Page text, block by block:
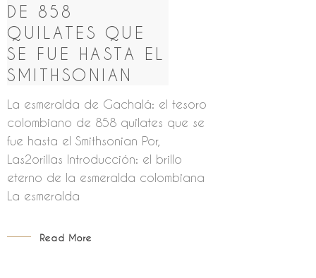
DE 858
QUILATES QUE
SE FUE HASTA EL
SMITHSONIAN
La esmeralda de Gachalá: el tesoro
colombiano de 858 quilates que se
fue hasta el Smithsonian Por,
Las2orillas Introducción: el brillo
eterno de la esmeralda colombiana
La esmeralda
Read More